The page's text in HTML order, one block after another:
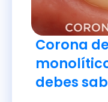
Corona
debes